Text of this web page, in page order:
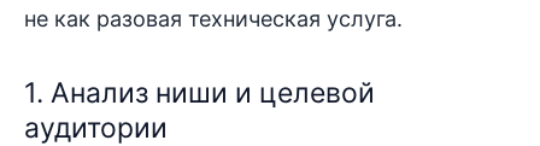
не как разовая техническая услуга.
1. Анализ ниши и целевой
аудитории